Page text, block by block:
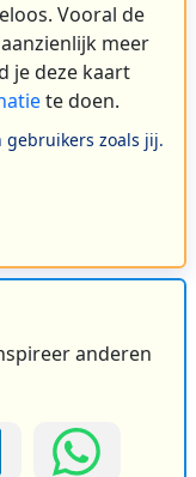
Vooral de
meer
je deze kaart
te doen.
gebruikers zoals jij.
anderen